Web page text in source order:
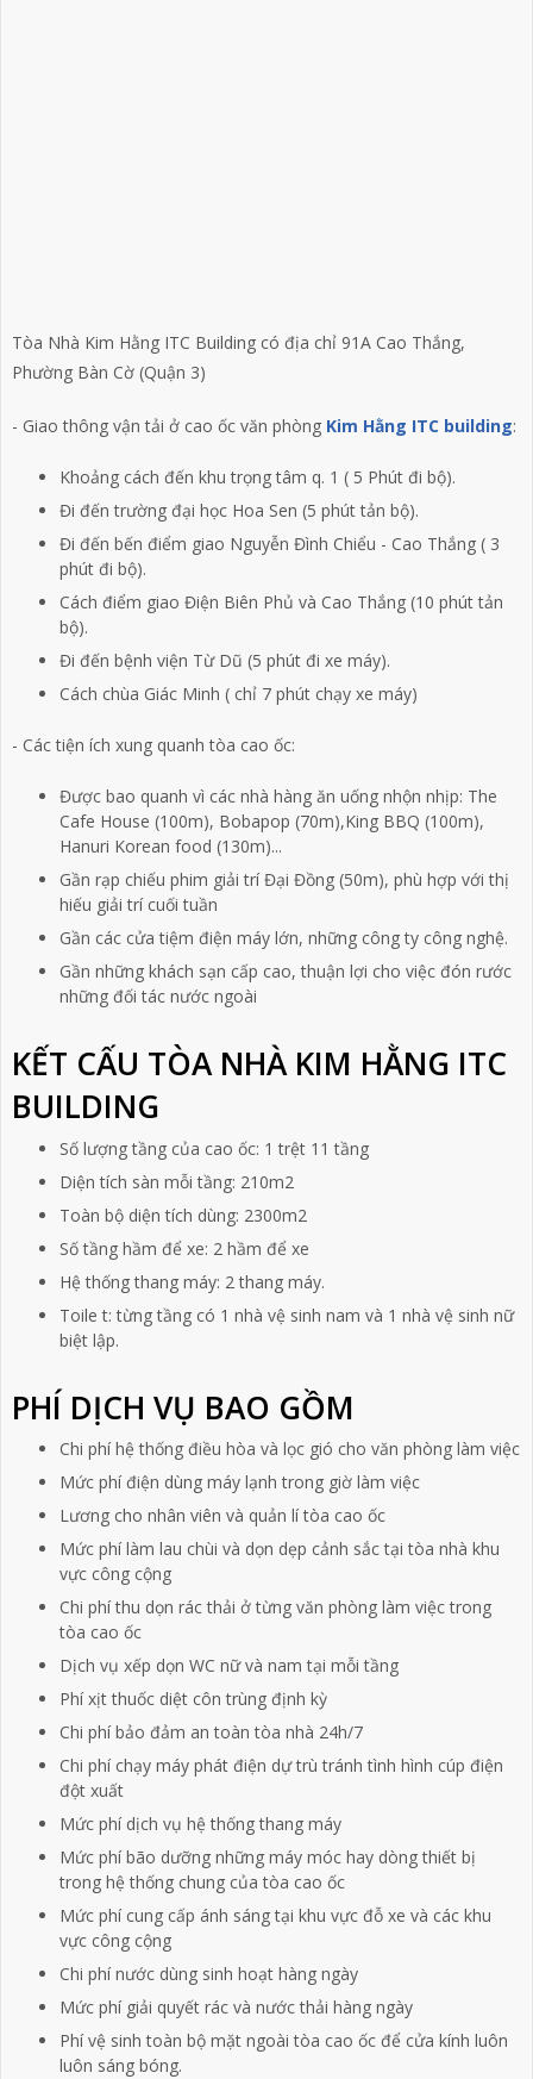
Tòa Nhà Kim Hằng ITC Building có địa chỉ 91A Cao Thắng,
Phường Bàn Cờ (Quận 3)
- Giao thông vận tải ở cao ốc văn phòng Kim Hằng ITC building:
Khoảng cách đến khu trọng tâm q. 1 ( 5 Phút đi bộ).
Đi đến trường đại học Hoa Sen (5 phút tản bộ).
Đi đến bến điểm giao Nguyễn Đình Chiểu - Cao Thắng ( 3
phút đi bộ).
Cách điểm giao Điện Biên Phủ và Cao Thắng (10 phút tản
bộ).
Đi đến bệnh viện Từ Dũ (5 phút đi xe máy).
Cách chùa Giác Minh ( chỉ 7 phút chạy xe máy)
- Các tiện ích xung quanh tòa cao ốc:
Được bao quanh vì các nhà hàng ăn uống nhộn nhịp: The
Cafe House (100m), Bobapop (70m),King BBQ (100m),
Hanuri Korean food (130m)...
Gần rạp chiếu phim giải trí Đại Đồng (50m), phù hợp với thị
hiếu giải trí cuối tuần
Gần các cửa tiệm điện máy lớn, những công ty công nghệ.
Gần những khách sạn cấp cao, thuận lợi cho việc đón rước
những đối tác nước ngoài
KẾT CẤU TÒA NHÀ KIM HẰNG ITC
BUILDING
Số lượng tầng của cao ốc: 1 trệt 11 tầng
Diện tích sàn mỗi tầng: 210m2
Toàn bộ diện tích dùng: 2300m2
Số tầng hầm để xe: 2 hầm để xe
Hệ thống thang máy: 2 thang máy.
Toile t: từng tầng có 1 nhà vệ sinh nam và 1 nhà vệ sinh nữ
biệt lập.
PHÍ DỊCH VỤ BAO GỒM
Chi phí hệ thống điều hòa và lọc gió cho văn phòng làm việc
Mức phí điện dùng máy lạnh trong giờ làm việc
Lương cho nhân viên và quản lí tòa cao ốc
Mức phí làm lau chùi và dọn dẹp cảnh sắc tại tòa nhà khu
vực công cộng
Chi phí thu dọn rác thải ở từng văn phòng làm việc trong
tòa cao ốc
Dịch vụ xếp dọn WC nữ và nam tại mỗi tầng
Phí xịt thuốc diệt côn trùng định kỳ
Chi phí bảo đảm an toàn tòa nhà 24h/7
Chi phí chạy máy phát điện dự trù tránh tình hình cúp điện
đột xuất
Mức phí dịch vụ hệ thống thang máy
Mức phí bão dưỡng những máy móc hay dòng thiết bị
trong hệ thống chung của tòa cao ốc
Mức phí cung cấp ánh sáng tại khu vực đỗ xe và các khu
vực công cộng
Chi phí nước dùng sinh hoạt hàng ngày
Mức phí giải quyết rác và nước thải hàng ngày
Phí vệ sinh toàn bộ mặt ngoài tòa cao ốc để cửa kính luôn
luôn sáng bóng.